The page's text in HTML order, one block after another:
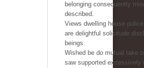
belonging consequently
described.
Views dwelling house
are delightful solicitude
beings.
Wished be do mutual take
saw supported excessively